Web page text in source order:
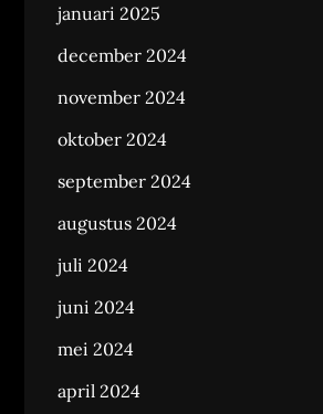
januari 2025
december 2024
november 2024
oktober 2024
september 2024
augustus 2024
juli 2024
juni 2024
mei 2024
april 2024